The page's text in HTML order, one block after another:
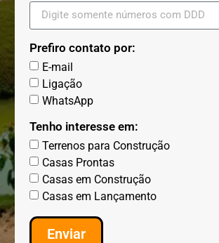
Prefiro contato por:
E-mail
Ligação
WhatsApp
Tenho interesse em:
Terrenos para Construção
Casas Prontas
Casas em Construção
Casas em Lançamento
Enviar